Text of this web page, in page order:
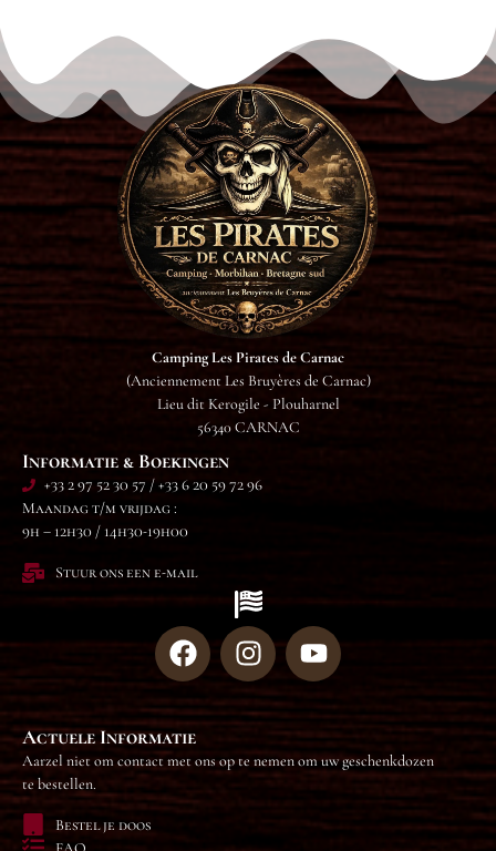
Camping Les Pirates de Carnac
(Anciennement Les Bruyères de Carnac)
Lieu dit Kerogile - Plouharnel
56340 CARNAC
Informatie & Boekingen
+33 2 97 52 30 57 / +33 6 20 59 72 96
Maandag t/m vrijdag :
9h – 12h30 / 14h30-19h00
Stuur ons een e-mail
Actuele Informatie
Aarzel niet om contact met ons op te nemen om uw geschenkdozen
te bestellen.
Bestel je doos